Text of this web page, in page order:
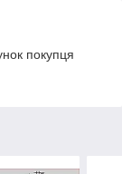
покупця